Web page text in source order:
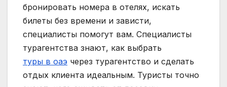
бронировать номера в отелях, искать
билеты без времени и зависти,
специалисты помогут вам. Специалисты
турагентства знают, как выбрать
туры в оаэ через турагентство и сделать
отдых клиента идеальным. Туристы точно